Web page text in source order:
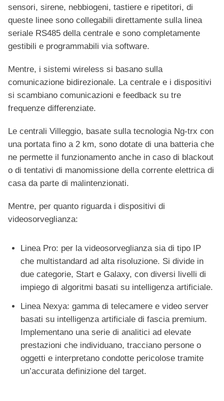
sensori, sirene, nebbiogeni, tastiere e ripetitori, di
queste linee sono collegabili direttamente sulla linea
seriale RS485 della centrale e sono completamente
gestibili e programmabili via software.
Mentre, i sistemi wireless si basano sulla
comunicazione bidirezionale. La centrale e i dispositivi
si scambiano comunicazioni e feedback su tre
frequenze differenziate.
Le centrali Villeggio, basate sulla tecnologia Ng-trx con
una portata fino a 2 km, sono dotate di una batteria che
ne permette il funzionamento anche in caso di blackout
o di tentativi di manomissione della corrente elettrica di
casa da parte di malintenzionati.
Mentre, per quanto riguarda i dispositivi di
videosorveglianza:
Linea Pro: per la videosorveglianza sia di tipo IP
che multistandard ad alta risoluzione. Si divide in
due categorie, Start e Galaxy, con diversi livelli di
impiego di algoritmi basati su intelligenza artificiale.
Linea Nexya: gamma di telecamere e video server
basati su intelligenza artificiale di fascia premium.
Implementano una serie di analitici ad elevate
prestazioni che individuano, tracciano persone o
oggetti e interpretano condotte pericolose tramite
un’accurata definizione del target.